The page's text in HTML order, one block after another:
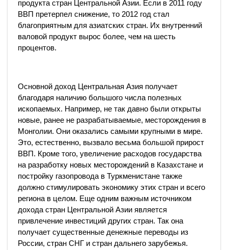
продукта стран Центральной Азии. Если в 2011 году
ВВП претерпел снижение, то 2012 год стал
благоприятным для азиатских стран. Их внутренний
валовой продукт вырос более, чем на шесть
процентов.
Основной доход Центральная Азия получает
благодаря наличию большого числа полезных
ископаемых. Например, не так давно были открыты
новые, ранее не разрабатываемые, месторождения в
Монголии. Они оказались самыми крупными в мире.
Это, естественно, вызвало весьма большой прирост
ВВП. Кроме того, увеличение расходов государства
на разработку новых месторождений в Казахстане и
постройку газопровода в Туркменистане также
должно стимулировать экономику этих стран и всего
региона в целом. Еще одним важным источником
дохода стран Центральной Азии является
привлечение инвестиций других стран. Так она
получает существенные денежные переводы из
России, стран СНГ и стран дальнего зарубежья.